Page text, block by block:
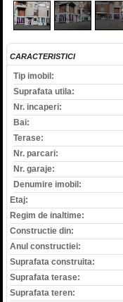
CARACTERISTICI
Tip imobil:
Suprafata utila:
Nr. incaperi:
Bai:
Terase:
Nr. parcari:
Nr. garaje:
Denumire imobil:
Etaj:
Regim de inaltime:
Constructie din:
Anul constructiei:
Suprafata construita:
Suprafata terase:
Suprafata teren: